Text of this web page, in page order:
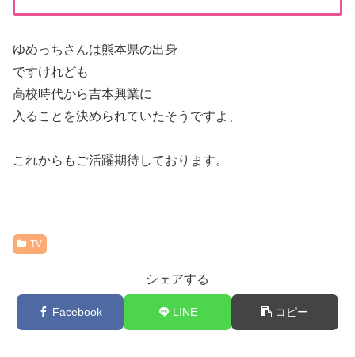
ゆめっちさんは熊本県の出身
ですけれども
高校時代から吉本興業に
入ることを決められていたそうですよ、
これからもご活躍期待しております。
TV
シェアする
Facebook LINE コピー